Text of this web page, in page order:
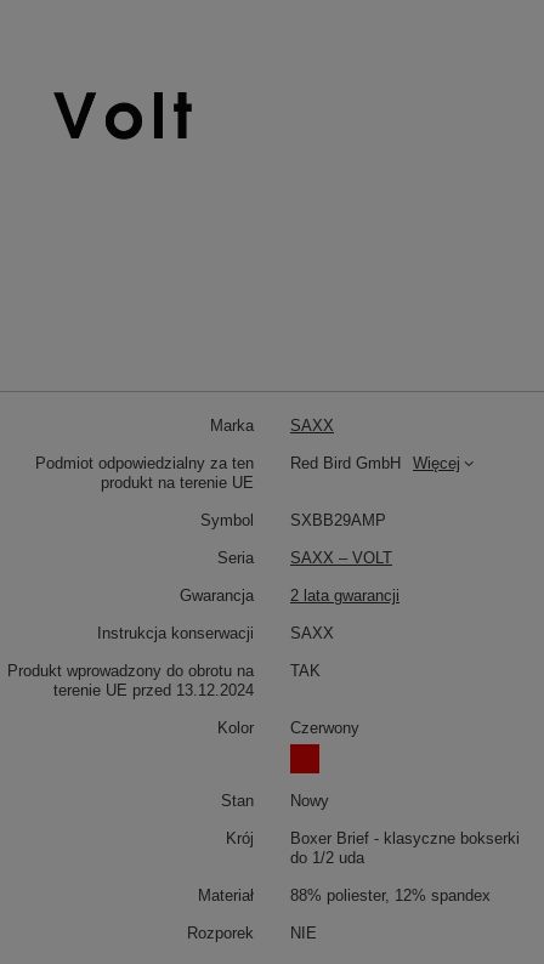
Marka SAXX
Podmiot odpowiedzialny za ten
produkt na terenie UE
Red Bird GmbH Więcej
Symbol SXBB29AMP
Seria SAXX – VOLT
Gwarancja 2 lata gwarancji
Instrukcja konserwacji SAXX
Produkt wprowadzony do obrotu na
terenie UE przed 13.12.2024
TAK
Kolor Czerwony
Stan Nowy
Krój
Boxer Brief - klasyczne bokserki
do 1/2 uda
Materiał 88% poliester, 12% spandex
Rozporek NIE